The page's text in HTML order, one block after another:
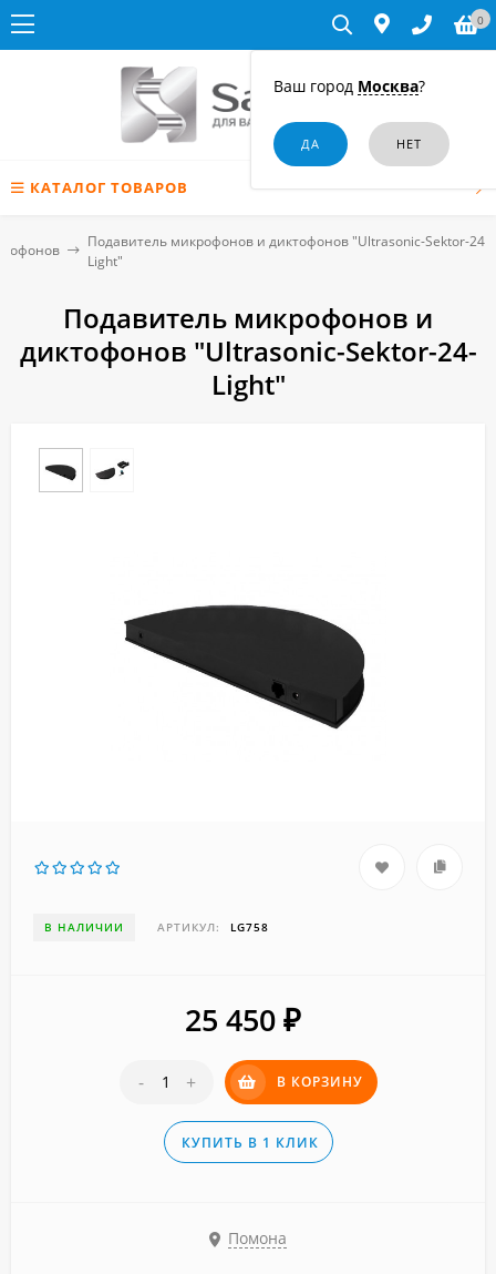
Ваш город Москва?
0
КАТАЛОГ ТОВАРОВ
Подавитель микрофонов и диктофонов "Ultrasonic-Sektor-24-
Light"
Подавитель микрофонов и
диктофонов "Ultrasonic-Sektor-24-
Light"
В НАЛИЧИИ АРТИКУЛ: LG758
25 450 ₽
- + В КОРЗИНУ
КУПИТЬ В 1 КЛИК
Помона